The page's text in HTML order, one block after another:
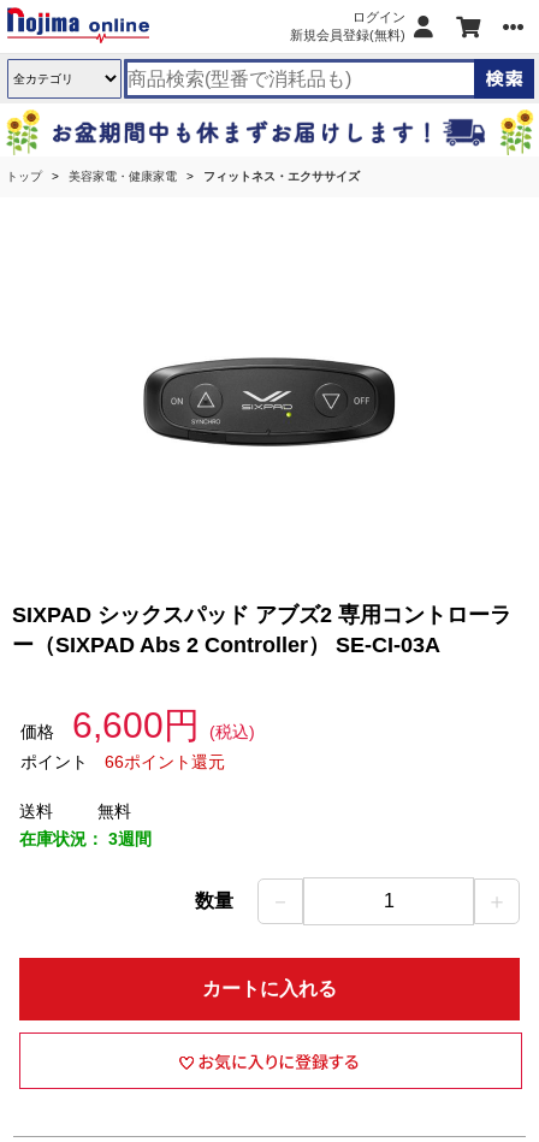
ログイン
新規会員登録(無料)
トップ 美容家電・健康家電 フィットネス・エクササイズ
SIXPAD シックスパッド アブズ2 専用コントローラ
ー（SIXPAD Abs 2 Controller） SE-CI-03A
価格 6,600円
(税込)
ポイント
66ポイント還元
送料
無料
在庫状況： 3週間
数量 － 1 ＋
カートに入れる